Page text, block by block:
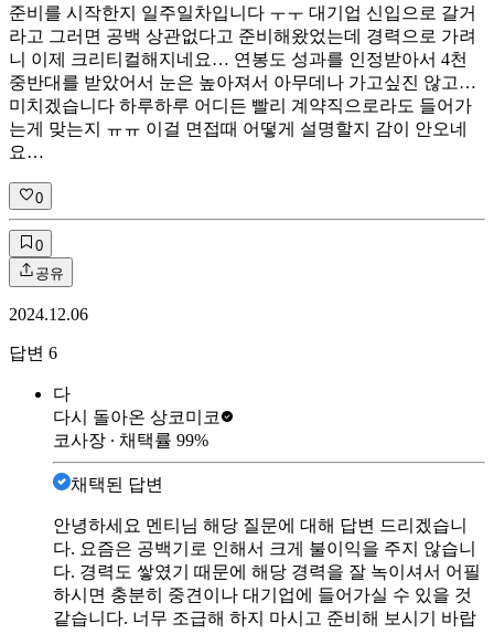
준비를 시작한지 일주일차입니다 ㅜㅜ 대기업 신입으로 갈거
라고 그러면 공백 상관없다고 준비해왔었는데 경력으로 가려
니 이제 크리티컬해지네요… 연봉도 성과를 인정받아서 4천
중반대를 받았어서 눈은 높아져서 아무데나 가고싶진 않고…
미치겠습니다 하루하루 어디든 빨리 계약직으로라도 들어가
는게 맞는지 ㅠㅠ 이걸 면접때 어떻게 설명할지 감이 안오네
요…
0
0
공유
2024.12.06
답변 6
다
다시 돌아온 상코미코
코사장 ∙ 채택률 99%
채택된 답변
안녕하세요 멘티님 해당 질문에 대해 답변 드리겠습니
다. 요즘은 공백기로 인해서 크게 불이익을 주지 않습니
다. 경력도 쌓였기 때문에 해당 경력을 잘 녹이셔서 어필
하시면 충분히 중견이나 대기업에 들어가실 수 있을 것
같습니다. 너무 조급해 하지 마시고 준비해 보시기 바랍